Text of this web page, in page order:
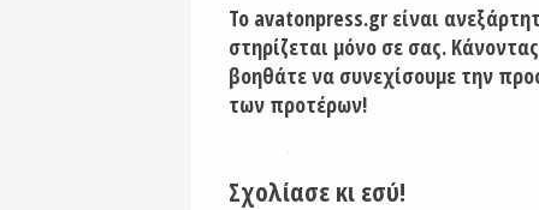
Το avatonpress.gr είναι
στηρίζεται μόνο σε σας.
βοηθάτε να συνεχίσουμε την
των προτέρων!
Σχολίασε κι εσύ!